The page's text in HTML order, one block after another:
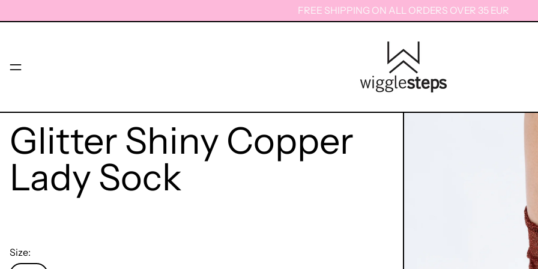
FREE SHIPPING ON ALL ORDERS OVER 35 EUR
Menu
Glitter Shiny Copper
Lady Sock
Size: